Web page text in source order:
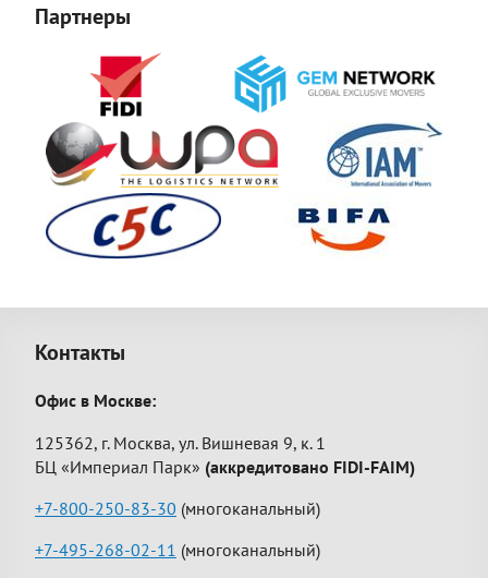
Партнеры
Контакты
Офис в Москве:
125362, г. Москва, ул. Вишневая 9, к. 1
БЦ «Империал Парк» (аккредитовано FIDI-FAIM)
+7-800-250-83-30 (многоканальный)
+7-495-268-02-11 (многоканальный)